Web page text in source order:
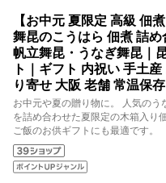
【お中元 夏限定 高級 佃
舞昆のこうはら 佃煮 詰
帆立舞昆・うなぎ舞昆｜
ト｜ギフト 内祝い 手土
り寄せ 大阪 老舗 常温保
お中元や夏の贈り物に。 人気の
を詰め合わせた夏限定の木箱入り
ご飯のお供ギフトにも最適です。